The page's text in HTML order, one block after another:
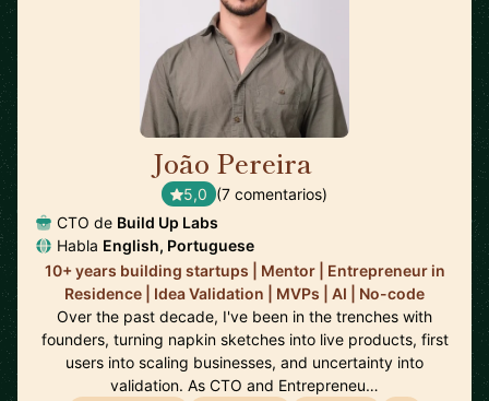
João Pereira
5,0 (7 comentarios)
CTO de Build Up Labs
Habla English, Portuguese
10+ years building startups | Mentor | Entrepreneur in
Residence | Idea Validation | MVPs | AI | No-code
Over the past decade, I've been in the trenches with
founders, turning napkin sketches into live products, first
users into scaling businesses, and uncertainty into
validation. As CTO and Entrepreneu…